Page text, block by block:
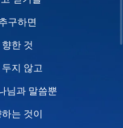
구하면
한 것
지 않고
님과 말씀뿐
는 것이